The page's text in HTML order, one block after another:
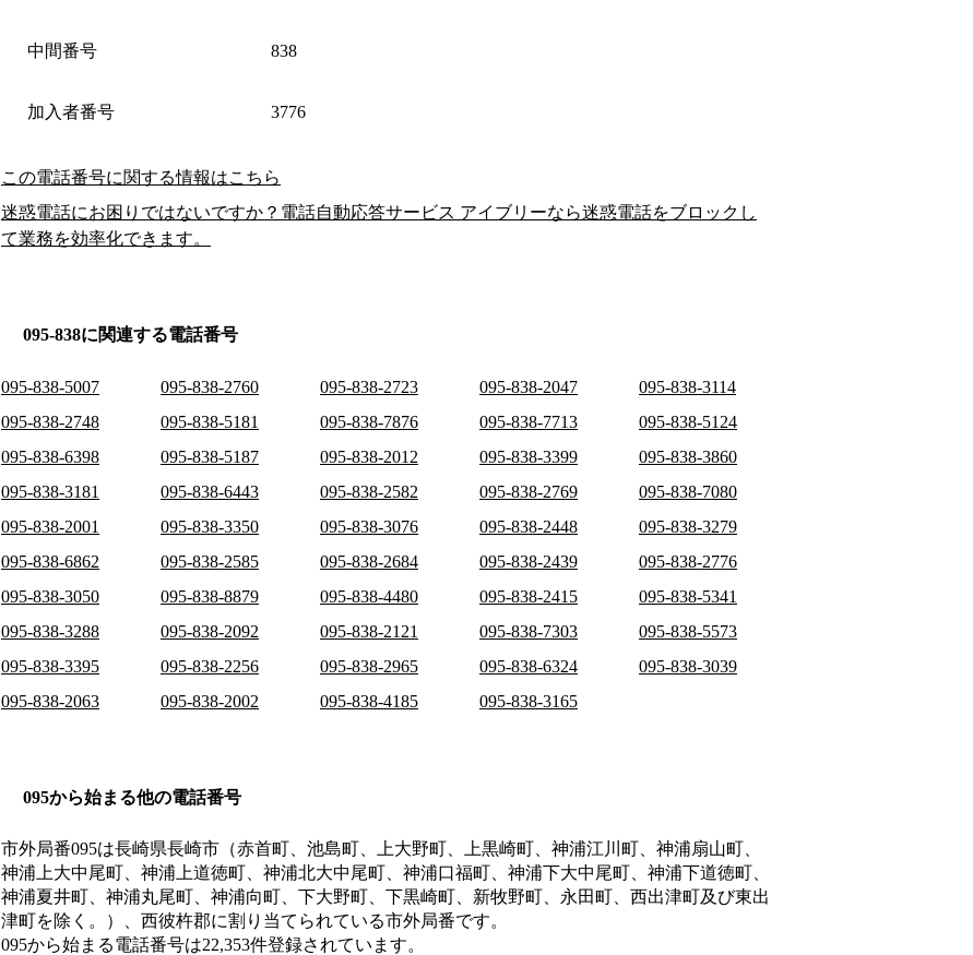
中間番号 838
加入者番号 3776
この電話番号に関する情報はこちら
迷惑電話にお困りではないですか？電話自動応答サービス アイブリーなら迷惑電話をブロックし
て業務を効率化できます。
095-838に関連する電話番号
095-838-5007 095-838-2760 095-838-2723 095-838-2047
095-838-3114
095-838-2748
095-838-5181 095-838-7876 095-838-7713
095-838-5124
095-838-6398
095-838-5187 095-838-2012 095-838-3399
095-838-3860
095-838-3181
095-838-6443 095-838-2582 095-838-2769
095-838-7080
095-838-2001
095-838-3350 095-838-3076 095-838-2448
095-838-3279
095-838-6862
095-838-2585 095-838-2684 095-838-2439
095-838-2776
095-838-3050
095-838-8879 095-838-4480 095-838-2415
095-838-5341
095-838-3288
095-838-2092 095-838-2121 095-838-7303
095-838-5573
095-838-3395
095-838-2256 095-838-2965 095-838-6324
095-838-3039
095-838-2063
095-838-2002 095-838-4185 095-838-3165
095から始まる他の電話番号
市外局番095は長崎県長崎市（赤首町、池島町、上大野町、上黒崎町、神浦江川町、神浦扇山町、
神浦上大中尾町、神浦上道徳町、神浦北大中尾町、神浦口福町、神浦下大中尾町、神浦下道徳町、
神浦夏井町、神浦丸尾町、神浦向町、下大野町、下黒崎町、新牧野町、永田町、西出津町及び東出
津町を除く。）、西彼杵郡に割り当てられている市外局番です。
095から始まる電話番号は22,353件登録されています。